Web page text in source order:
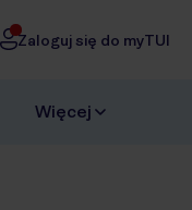
Zaloguj się do myTUI
Więcej